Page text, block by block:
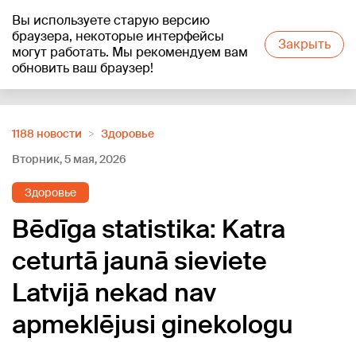
Вы используете старую версию
браузера, некоторые интерфейсы
могут работать. Мы рекомендуем вам
обновить ваш браузер!
Закрыть
+15°C
1188 новости
Здоровье
Вторник, 5 мая, 2026
Здоровье
Bēdīga statistika: Katra
ceturtā jaunā sieviete
Latvijā nekad nav
apmeklējusi ginekologu